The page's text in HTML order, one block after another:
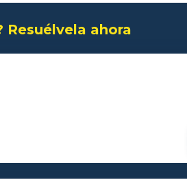
Resuélvela ahora